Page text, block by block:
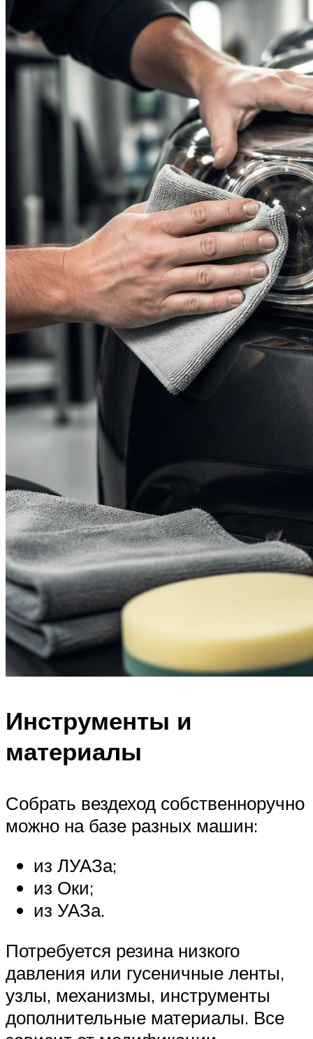
Инструменты и
материалы
Собрать вездеход собственноручно
можно на базе разных машин:
из ЛУАЗа;
из Оки;
из УАЗа.
Потребуется резина низкого
давления или гусеничные ленты,
узлы, механизмы, инструменты
дополнительные материалы. Все